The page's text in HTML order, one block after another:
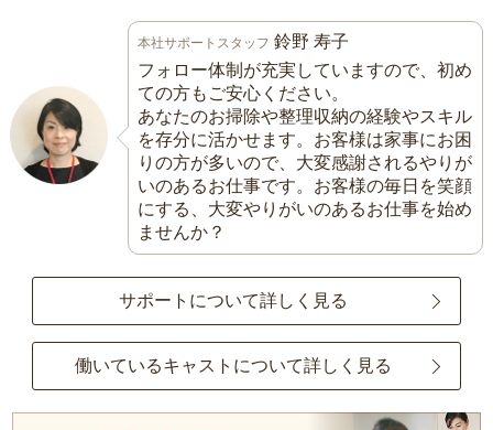
本社サポートスタッフ 鈴野 寿子
フォロー体制が充実していますので、初め
ての方もご安心ください。
あなたのお掃除や整理収納の経験やスキル
を存分に活かせます。お客様は家事にお困
りの方が多いので、大変感謝されるやりが
いのあるお仕事です。お客様の毎日を笑顔
にする、大変やりがいのあるお仕事を始め
ませんか？
サポートについて詳しく見る
働いているキャストについて詳しく見る